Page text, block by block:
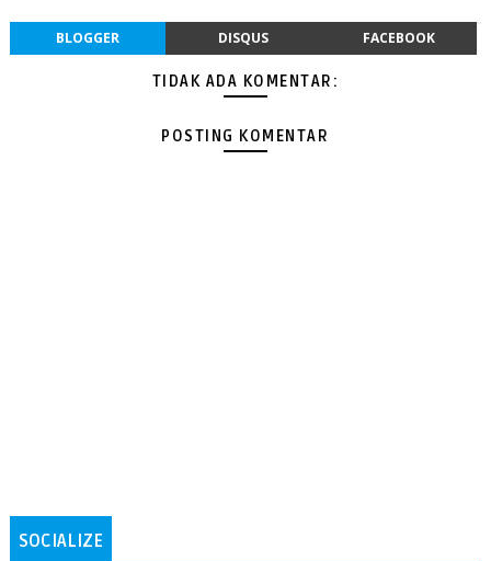
BLOGGER DISQUS FACEBOOK
TIDAK ADA KOMENTAR:
POSTING KOMENTAR
SOCIALIZE